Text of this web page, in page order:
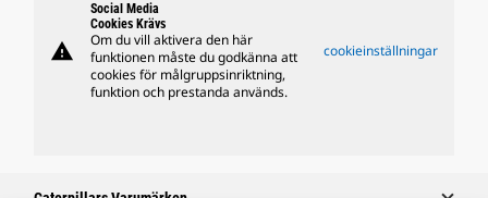
warning
Social Media
Cookies Krävs
Om du vill aktivera den här
funktionen måste du godkänna att
cookies för målgruppsinriktning,
funktion och prestanda används.
cookieinställningar